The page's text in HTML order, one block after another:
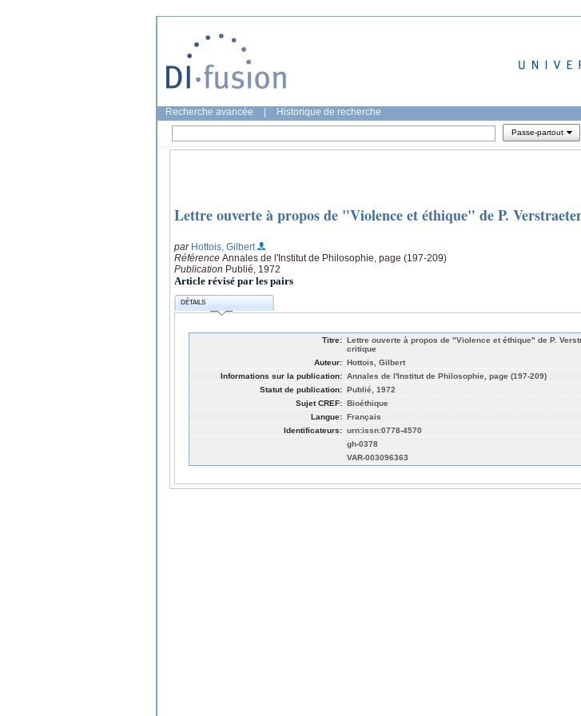
Recherche avancée Historique de recherche
Passe-partout
Lettre ouverte à propos de "Violence et éthique" de P.
par Hottois, Gilbert
Référence Annales de l'Institut de Philosophie, page (197-209)
Publication Publié, 1972
Article révisé par les pairs
DÉTAILS
Titre: Lettre ouverte à propos de "Violence et éthique" de P.
critique
Auteur: Hottois, Gilbert
Informations sur la publication: Annales de l'Institut de Philosophie, page (197-209)
Statut de publication: Publié, 1972
Sujet CREF: Bioéthique
Langue: Français
Identificateurs: urn:issn:0778-4570
gh-0378
VAR-003096363